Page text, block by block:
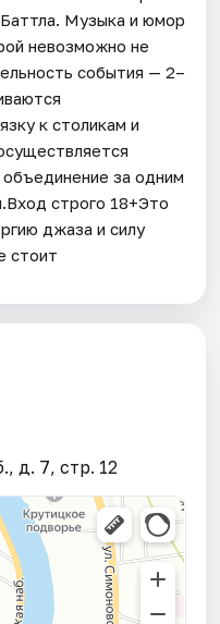
Музыка и юмор
невозможно не
события — 2–
к столикам и
за одним
строго 18+Это
джаза и силу
стоит
д. 7, стр. 12